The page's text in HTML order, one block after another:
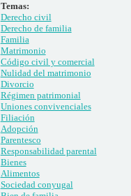
Temas:
Derecho civil
Derecho de familia
Familia
Matrimonio
Código civil y comercial
Nulidad del matrimonio
Divorcio
Régimen patrimonial
Uniones convivenciales
Filiación
Adopción
Parentesco
Responsabilidad parental
Bienes
Alimentos
Sociedad conyugal